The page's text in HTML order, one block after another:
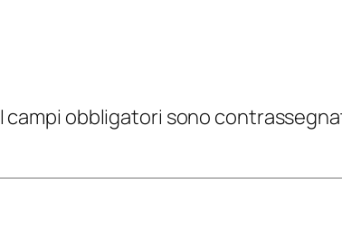
I campi obbligatori sono